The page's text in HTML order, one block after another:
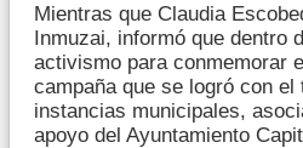
Mientras que Claudia
Inmuzai, informó que dentro
activismo para conmemorar
campaña que se logró con
instancias municipales,
apoyo del Ayuntamiento